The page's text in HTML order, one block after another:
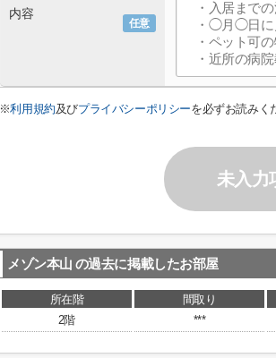
任意
内容
※利用規約及びプライバシーポリシーを必ずお読みく
未入力
メゾン本山 の過去に掲載したお部屋
所在階 間取り
2階
***